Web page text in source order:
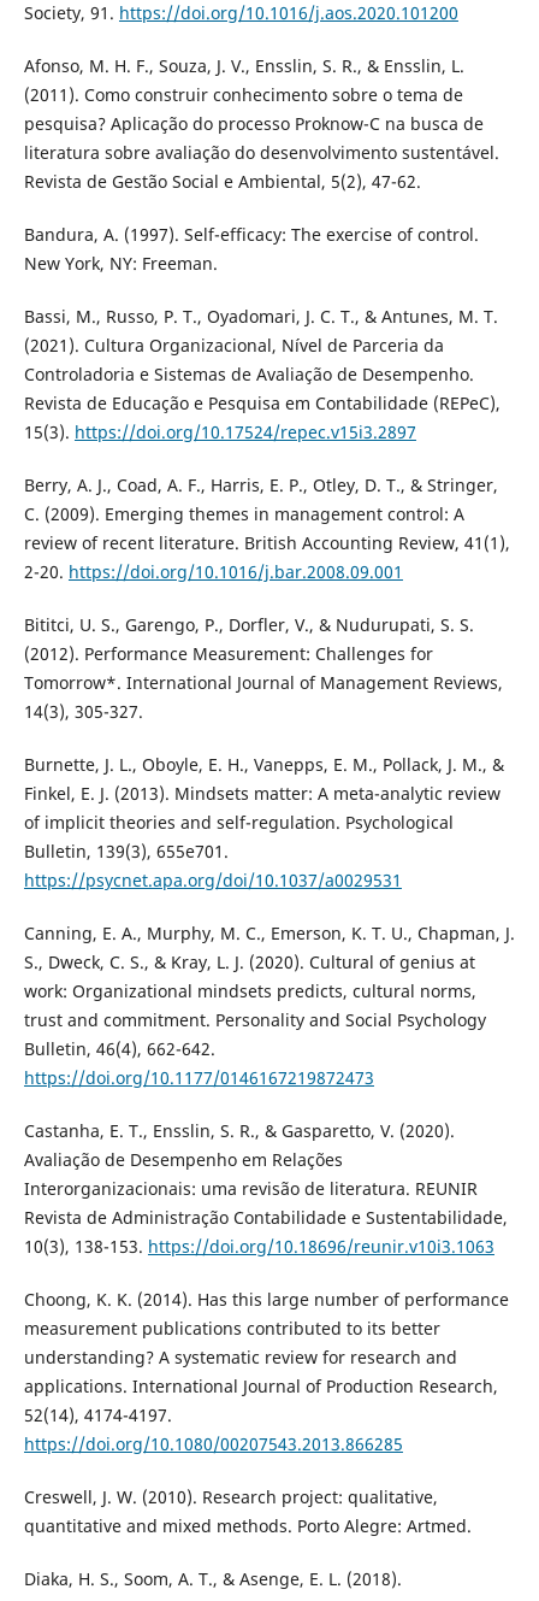
Society, 91. https://doi.org/10.1016/j.aos.2020.101200
Afonso, M. H. F., Souza, J. V., Ensslin, S. R., & Ensslin, L.
(2011). Como construir conhecimento sobre o tema de
pesquisa? Aplicação do processo Proknow-C na busca de
literatura sobre avaliação do desenvolvimento sustentável.
Revista de Gestão Social e Ambiental, 5(2), 47-62.
Bandura, A. (1997). Self-efficacy: The exercise of control.
New York, NY: Freeman.
Bassi, M., Russo, P. T., Oyadomari, J. C. T., & Antunes, M. T.
(2021). Cultura Organizacional, Nível de Parceria da
Controladoria e Sistemas de Avaliação de Desempenho.
Revista de Educação e Pesquisa em Contabilidade (REPeC),
15(3). https://doi.org/10.17524/repec.v15i3.2897
Berry, A. J., Coad, A. F., Harris, E. P., Otley, D. T., & Stringer,
C. (2009). Emerging themes in management control: A
review of recent literature. British Accounting Review, 41(1),
2-20. https://doi.org/10.1016/j.bar.2008.09.001
Bititci, U. S., Garengo, P., Dorfler, V., & Nudurupati, S. S.
(2012). Performance Measurement: Challenges for
Tomorrow*. International Journal of Management Reviews,
14(3), 305-327.
Burnette, J. L., Oboyle, E. H., Vanepps, E. M., Pollack, J. M., &
Finkel, E. J. (2013). Mindsets matter: A meta-analytic review
of implicit theories and self-regulation. Psychological
Bulletin, 139(3), 655e701.
https://psycnet.apa.org/doi/10.1037/a0029531
Canning, E. A., Murphy, M. C., Emerson, K. T. U., Chapman, J.
S., Dweck, C. S., & Kray, L. J. (2020). Cultural of genius at
work: Organizational mindsets predicts, cultural norms,
trust and commitment. Personality and Social Psychology
Bulletin, 46(4), 662-642.
https://doi.org/10.1177/0146167219872473
Castanha, E. T., Ensslin, S. R., & Gasparetto, V. (2020).
Avaliação de Desempenho em Relações
Interorganizacionais: uma revisão de literatura. REUNIR
Revista de Administração Contabilidade e Sustentabilidade,
10(3), 138-153. https://doi.org/10.18696/reunir.v10i3.1063
Choong, K. K. (2014). Has this large number of performance
measurement publications contributed to its better
understanding? A systematic review for research and
applications. International Journal of Production Research,
52(14), 4174-4197.
https://doi.org/10.1080/00207543.2013.866285
Creswell, J. W. (2010). Research project: qualitative,
quantitative and mixed methods. Porto Alegre: Artmed.
Diaka, H. S., Soom, A. T., & Asenge, E. L. (2018).